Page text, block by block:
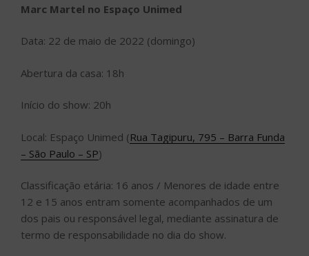
Marc Martel no Espaço Unimed
Data: 22 de maio de 2022 (domingo)
Abertura da casa: 18h
Início do show: 20h
Local: Espaço Unimed (Rua Tagipuru, 795 – Barra Funda
– São Paulo – SP)
Classificação etária: 16 anos / Menores de idade entre
12 e 15 anos entram somente acompanhados de um
dos pais ou responsável legal, mediante assinatura de
termo de responsabilidade no dia do show.